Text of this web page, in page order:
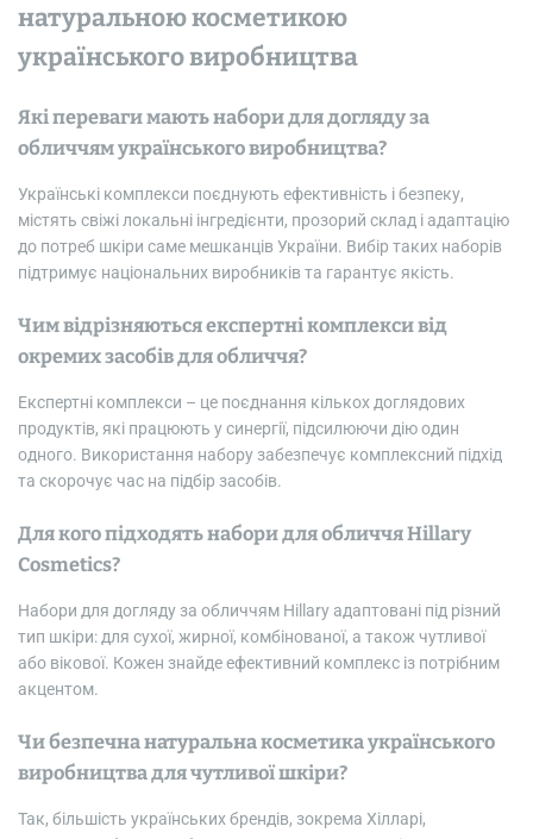
натуральною косметикою
українського виробництва
Які переваги мають набори для догляду за
обличчям українського виробництва?
Українські комплекси поєднують ефективність і безпеку,
містять свіжі локальні інгредієнти, прозорий склад і адаптацію
до потреб шкіри саме мешканців України. Вибір таких наборів
підтримує національних виробників та гарантує якість.
Чим відрізняються експертні комплекси від
окремих засобів для обличчя?
Експертні комплекси – це поєднання кількох доглядових
продуктів, які працюють у синергії, підсилюючи дію один
одного. Використання набору забезпечує комплексний підхід
та скорочує час на підбір засобів.
Для кого підходять набори для обличчя Hillary
Cosmetics?
Набори для догляду за обличчям Hillary адаптовані під різний
тип шкіри: для сухої, жирної, комбінованої, а також чутливої
або вікової. Кожен знайде ефективний комплекс із потрібним
акцентом.
Чи безпечна натуральна косметика українського
виробництва для чутливої шкіри?
Так, більшість українських брендів, зокрема Хілларі,